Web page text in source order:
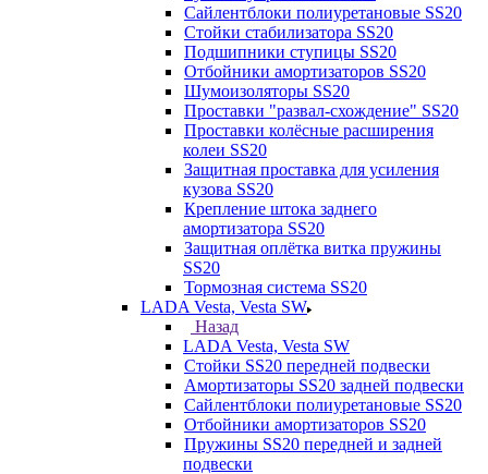
Сайлентблоки полиуретановые SS20
Стойки стабилизатора SS20
Подшипники ступицы SS20
Отбойники амортизаторов SS20
Шумоизоляторы SS20
Проставки "развал-схождение" SS20
Проставки колёсные расширения
колеи SS20
Защитная проставка для усиления
кузова SS20
Крепление штока заднего
амортизатора SS20
Защитная оплётка витка пружины
SS20
Тормозная система SS20
LADA Vesta, Vesta SW
Назад
LADA Vesta, Vesta SW
Стойки SS20 передней подвески
Амортизаторы SS20 задней подвески
Сайлентблоки полиуретановые SS20
Отбойники амортизаторов SS20
Пружины SS20 передней и задней
подвески